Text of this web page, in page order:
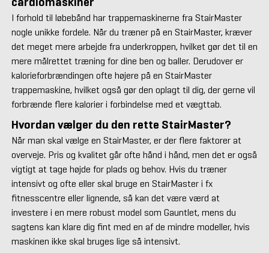
I forhold til løbebånd har trappemaskinerne fra StairMaster
nogle unikke fordele. Når du træner på en StairMaster, kræver
det meget mere arbejde fra underkroppen, hvilket gør det til en
mere målrettet træning for dine ben og baller. Derudover er
kalorieforbrændingen ofte højere på en StairMaster
trappemaskine, hvilket også gør den oplagt til dig, der gerne vil
forbrænde flere kalorier i forbindelse med et vægttab.
Hvordan vælger du den rette StairMaster?
Når man skal vælge en StairMaster, er der flere faktorer at
overveje. Pris og kvalitet går ofte hånd i hånd, men det er også
vigtigt at tage højde for plads og behov. Hvis du træner
intensivt og ofte eller skal bruge en StairMaster i fx
fitnesscentre eller lignende, så kan det være værd at
investere i en mere robust model som Gauntlet, mens du
sagtens kan klare dig fint med en af de mindre modeller, hvis
maskinen ikke skal bruges lige så intensivt.